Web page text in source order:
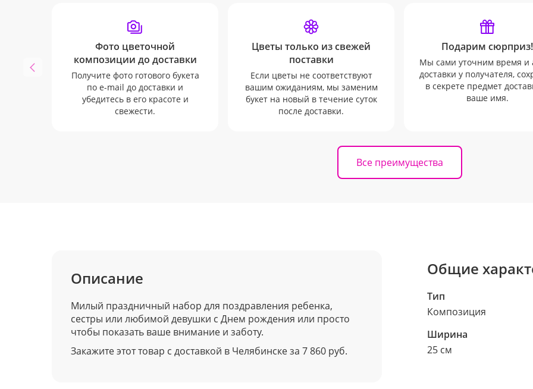
Фото цветочной
композиции до доставки
Получите фото готового букета
по e-mail до доставки и
убедитесь в его красоте и
свежести.
Цветы только из свежей
поставки
Если цветы не соответствуют
вашим ожиданиям, мы заменим
букет на новый в течение суток
после доставки.
Подарим сюрприз!
Мы сами уточним время и
доставки у получателя,
в секрете предмет
ваше имя.
Все преимущества
Описание
Милый праздничный набор для поздравления ребенка,
сестры или любимой девушки с Днем рождения или просто
чтобы показать ваше внимание и заботу.
Закажите этот товар с доставкой в Челябинске за 7 860 руб.
Общие
Тип
Композиция
Ширина
25 см